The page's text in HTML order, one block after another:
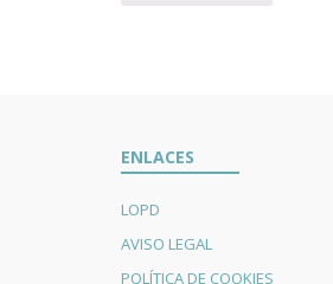
ENLACES
LOPD
AVISO LEGAL
POLÍTICA DE COOKIES